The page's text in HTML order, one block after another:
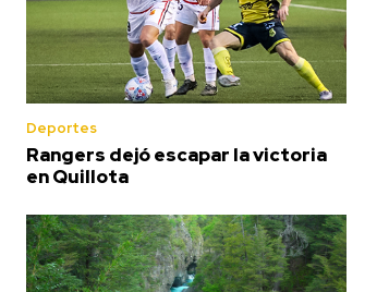
Deportes
Rangers dejó escapar la victoria
en Quillota